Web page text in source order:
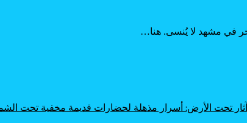
في مشهد لا يُنسى. هنا…
تحت الأرض: أسرار مذهلة لحضارات قديمة مخفية تحت